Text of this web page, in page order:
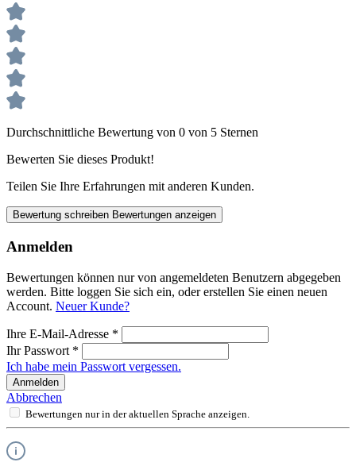
Durchschnittliche Bewertung von 0 von 5 Sternen
Bewerten Sie dieses Produkt!
Teilen Sie Ihre Erfahrungen mit anderen Kunden.
Bewertung schreiben Bewertungen anzeigen
Anmelden
Bewertungen können nur von angemeldeten Benutzern abgegeben
werden. Bitte loggen Sie sich ein, oder erstellen Sie einen neuen
Account. Neuer Kunde?
Ihre E-Mail-Adresse *
Ihr Passwort *
Ich habe mein Passwort vergessen.
Anmelden
Abbrechen
Bewertungen nur in der aktuellen Sprache anzeigen.